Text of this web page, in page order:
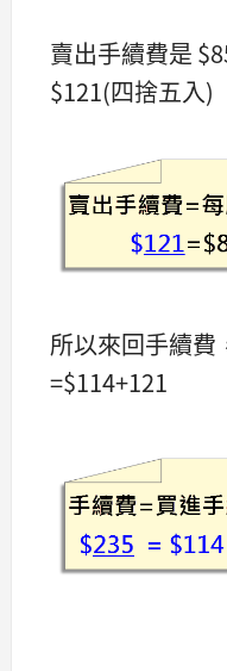
賣出手續費是
$121(四捨五入)
所以來回手續費
=$114+121